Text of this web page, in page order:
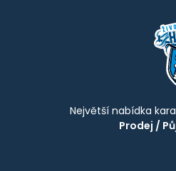
Největší nabídka
Prodej /